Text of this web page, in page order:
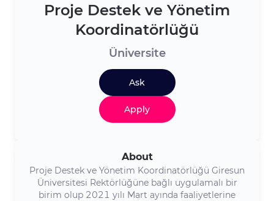
Proje Destek ve Yönetim
Koordinatörlüğü
Üniversite
Ask
Apply
About
Proje Destek ve Yönetim Koordinatörlüğü Giresun
Üniversitesi Rektörlüğüne bağlı uygulamalı bir
birim olup 2021 yılı Mart ayında faaliyetlerine